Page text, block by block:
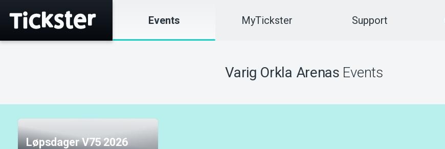
Events MyTickster Support
Varig Orkla Arenas Events
Løpsdager V75 2026